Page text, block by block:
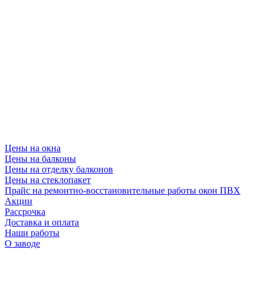
Цены на окна
Цены на балконы
Цены на отделку балконов
Цены на стеклопакет
Прайс на ремонтно-восстановительные работы окон ПВХ
Акции
Рассрочка
Доставка и оплата
Наши работы
О заводе